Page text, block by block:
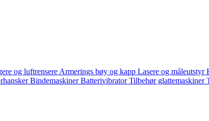
og luftrensere Armerings bøy og kapp Lasere og måleutstyr
BindemaskinerBatterivibratorTilbehør glattemaskiner